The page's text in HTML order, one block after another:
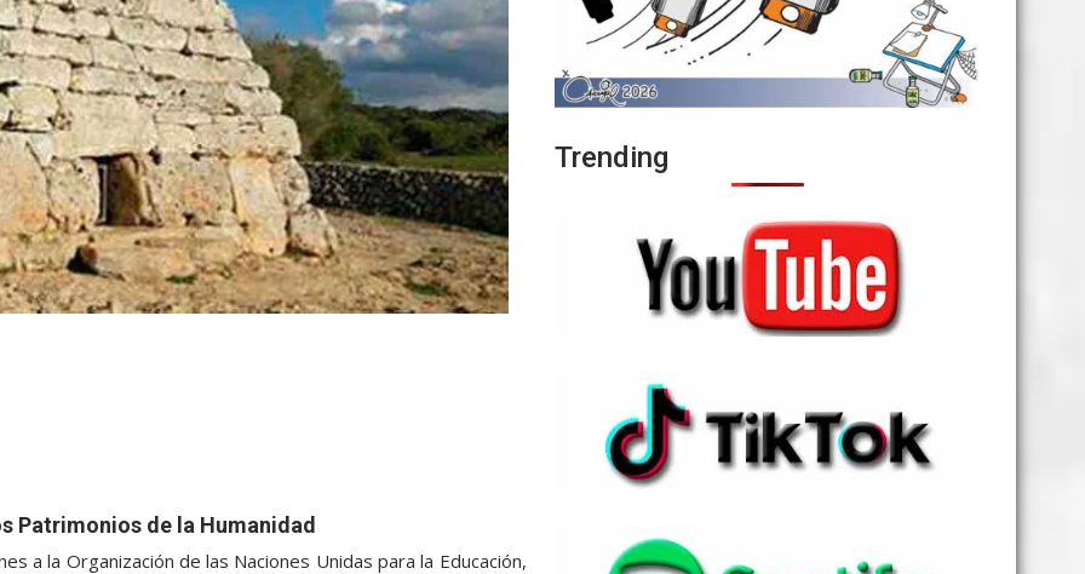
Patrimonios de la Humanidad
a la Organización de las Naciones Unidas para la Educación,
Trending